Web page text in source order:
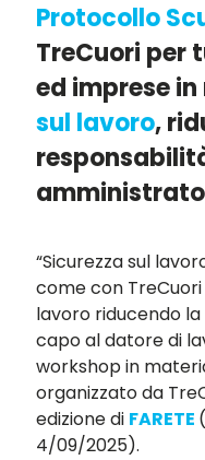
Protocollo
TreCuori per
ed imprese
sul lavoro,
“Sicurezza sul
come con
lavoro riducendo
capo al datore di
workshop in
organizzato da
edizione di FARETE
4/09/2025).